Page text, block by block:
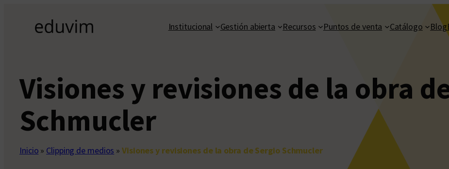
contenido
Institucional Gestión abierta Recursos Puntos de venta Catálogo Blog
Visiones y revisiones de la obra
Schmucler
Inicio » Clipping de medios »Visiones y revisiones de la obra de Sergio Schmucler